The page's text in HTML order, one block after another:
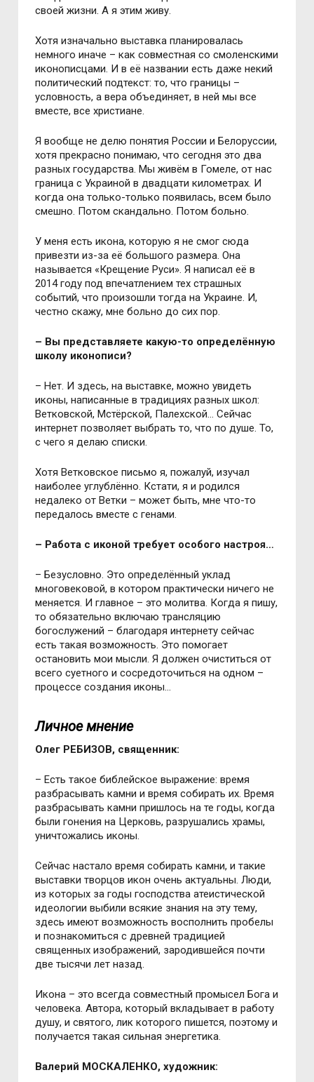
своей жизни. А я этим живу.
Хотя изначально выставка планировалась
немного иначе – как совместная со смоленскими
иконописцами. И в её названии есть даже некий
политический подтекст: то, что границы –
условность, а вера объединяет, в ней мы все
вместе, все христиане.
Я вообще не делю понятия России и Белоруссии,
хотя прекрасно понимаю, что сегодня это два
разных государства. Мы живём в Гомеле, от нас
граница с Украиной в двадцати километрах. И
когда она только-только появилась, всем было
смешно. Потом скандально. Потом больно.
У меня есть икона, которую я не смог сюда
привезти из-за её большого размера. Она
называется «Крещение Руси». Я написал её в
2014 году под впечатлением тех страшных
событий, что произошли тогда на Украине. И,
честно скажу, мне больно до сих пор.
– Вы представляете какую-то определённую
школу иконописи?
– Нет. И здесь, на выставке, можно увидеть
иконы, написанные в традициях разных школ:
Ветковской, Мстёрской, Палехской… Сейчас
интернет позволяет выбрать то, что по душе. То,
с чего я делаю списки.
Хотя Ветковское письмо я, пожалуй, изучал
наиболее углублённо. Кстати, я и родился
недалеко от Ветки – может быть, мне что-то
передалось вместе с генами.
– Работа с иконой требует особого настроя…
– Безусловно. Это определённый уклад
многовековой, в котором практически ничего не
меняется. И главное – это молитва. Когда я пишу,
то обязательно включаю трансляцию
богослужений – благодаря интернету сейчас
есть такая возможность. Это помогает
остановить мои мысли. Я должен очиститься от
всего суетного и сосредоточиться на одном –
процессе создания иконы…
Личное мнение
Олег РЕБИЗОВ, священник:
– Есть такое библейское выражение: время
разбрасывать камни и время собирать их. Время
разбрасывать камни пришлось на те годы, когда
были гонения на Церковь, разрушались храмы,
уничтожались иконы.
Сейчас настало время собирать камни, и такие
выставки творцов икон очень актуальны. Люди,
из которых за годы господства атеистической
идеологии выбили всякие знания на эту тему,
здесь имеют возможность восполнить пробелы
и познакомиться с древней традицией
священных изображений, зародившейся почти
две тысячи лет назад.
Икона – это всегда совместный промысел Бога и
человека. Автора, который вкладывает в работу
душу, и святого, лик которого пишется, поэтому и
получается такая сильная энергетика.
Валерий МОСКАЛЕНКО, художник: